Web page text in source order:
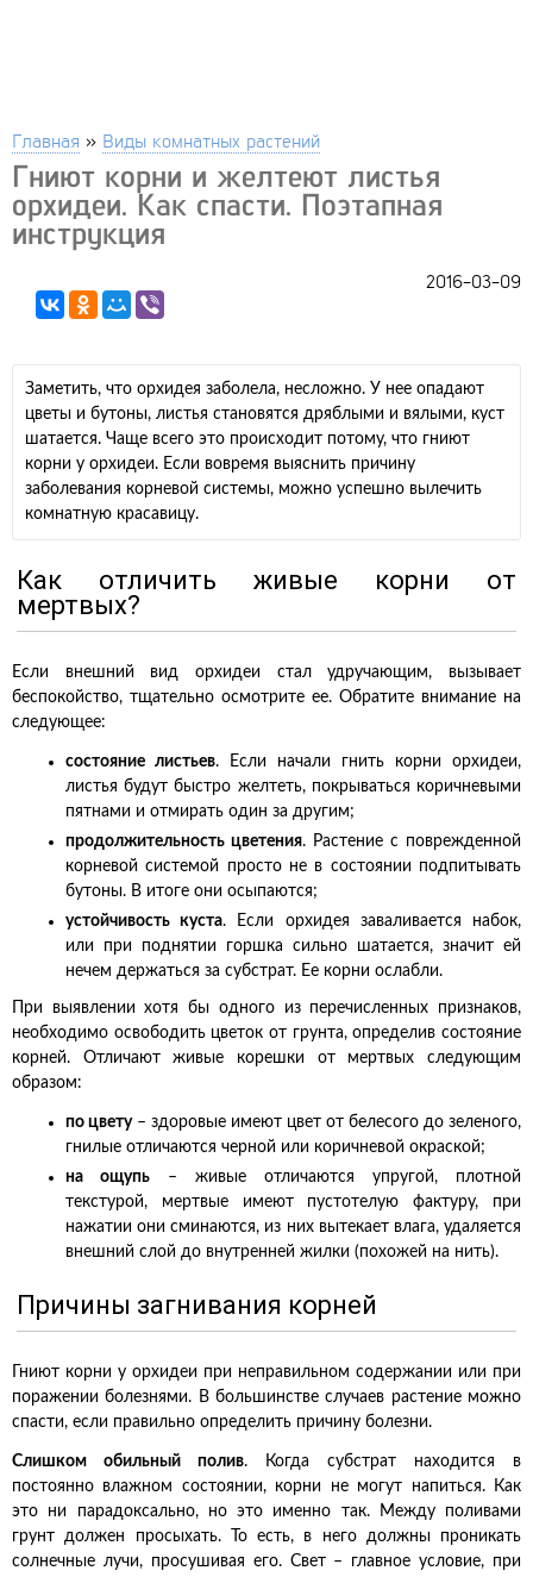
Главная » Виды комнатных растений
Гниют корни и желтеют листья
орхидеи. Как спасти. Поэтапная
инструкция
2016-03-09
Заметить, что орхидея заболела, несложно. У нее опадают
цветы и бутоны, листья становятся дряблыми и вялыми, куст
шатается. Чаще всего это происходит потому, что гниют
корни у орхидеи. Если вовремя выяснить причину
заболевания корневой системы, можно успешно вылечить
комнатную красавицу.
Как отличить живые корни от
мертвых?
Если внешний вид орхидеи стал удручающим, вызывает
беспокойство, тщательно осмотрите ее. Обратите внимание на
следующее:
состояние листьев. Если начали гнить корни орхидеи,
листья будут быстро желтеть, покрываться коричневыми
пятнами и отмирать один за другим;
продолжительность цветения. Растение с поврежденной
корневой системой просто не в состоянии подпитывать
бутоны. В итоге они осыпаются;
устойчивость куста. Если орхидея заваливается набок,
или при поднятии горшка сильно шатается, значит ей
нечем держаться за субстрат. Ее корни ослабли.
При выявлении хотя бы одного из перечисленных признаков,
необходимо освободить цветок от грунта, определив состояние
корней. Отличают живые корешки от мертвых следующим
образом:
по цвету– здоровые имеют цвет от белесого до зеленого,
гнилые отличаются черной или коричневой окраской;
на ощупь – живые отличаются упругой, плотной
текстурой, мертвые имеют пустотелую фактуру, при
нажатии они сминаются, из них вытекает влага, удаляется
внешний слой до внутренней жилки (похожей на нить).
Причины загнивания корней
Гниют корни у орхидеи при неправильном содержании или при
поражении болезнями. В большинстве случаев растение можно
спасти, если правильно определить причину болезни.
Слишком обильный полив. Когда субстрат находится в
постоянно влажном состоянии, корни не могут напиться. Как
это ни парадоксально, но это именно так. Между поливами
грунт должен просыхать. То есть, в него должны проникать
солнечные лучи, просушивая его. Свет – главное условие, при